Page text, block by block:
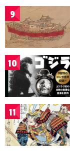
9
10
11